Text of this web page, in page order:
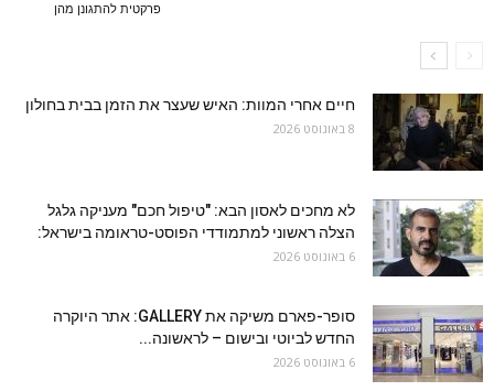
פרקטית להתגונן מהן
חיים אחרי המוות: האיש שעצר את הזמן בבית בחולון
8 באוגוסט 2026
לא מחכים לאסון הבא: "טיפול חכם" מעניקה גלגל
הצלה ראשוני למתמודדי הפוסט-טראומה בישראל:
6 באוגוסט 2026
סופר-פארם משיקה את GALLERY: אתר היוקרה
החדש לביוטי ובישום – לראשונה...
6 באוגוסט 2026